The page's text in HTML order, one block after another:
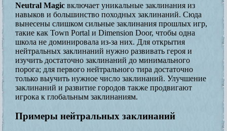
Neutral Magic включает уникальные заклинания из
навыков и большинство походных заклинаний. Сюда
вынесены слишком сильные заклинания прошлых игр,
такие как Town Portal и Dimension Door, чтобы одна
школа не доминировала из-за них. Для открытия
нейтральных заклинаний нужно развивать героя и
изучить достаточно заклинаний до минимального
порога; для первого нейтрального тира достаточно
только выучить нужное число заклинаний. Улучшение
заклинаний и развитие городов также продвигают
игрока к глобальным заклинаниям.
Примеры нейтральных заклинаний